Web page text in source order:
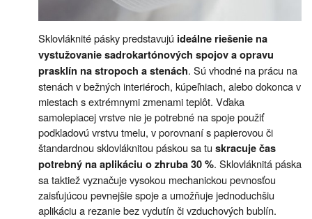
Sklovláknité pásky predstavujú ideálne riešenie na
vystužovanie sadrokartónových spojov a opravu
prasklín na stropoch a stenách. Sú vhodné na prácu na
stenách v bežných interiéroch, kúpeľniach, alebo dokonca v
miestach s extrémnymi zmenami teplôt. Vďaka
samolepiacej vrstve nie je potrebné na spoje použiť
podkladovú vrstvu tmelu, v porovnaní s papierovou či
štandardnou sklovláknitou páskou sa tu skracuje čas
potrebný na aplikáciu o zhruba 30 %. Sklovláknitá páska
sa taktiež vyznačuje vysokou mechanickou pevnosťou
zaisťujúcou pevnejšie spoje a umožňuje jednoduchšiu
aplikáciu a rezanie bez vydutín či vzduchových bublín.